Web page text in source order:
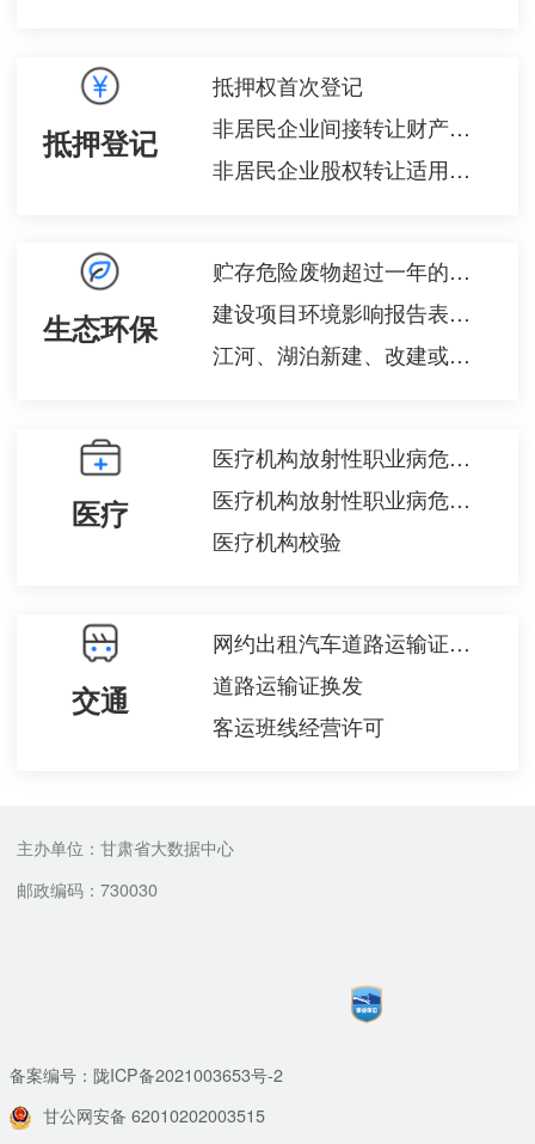
抵押登记
抵押权首次登记
非居民企业间接转让财产事项报告
非居民企业股权转让适用特殊性税务处理的备案
生态环保
贮存危险废物超过一年的批准
建设项目环境影响报告表审批（市县级）
江河、湖泊新建、改建或者扩大排污口审核
医疗
医疗机构放射性职业病危害建设项目竣工验收
医疗机构放射性职业病危害建设项目预评价报告审核
医疗机构校验
交通
网约出租汽车道路运输证配发
道路运输证换发
客运班线经营许可
主办单位：甘肃省大数据中心
邮政编码：730030
备案编号：陇ICP备2021003653号-2
甘公网安备 62010202003515